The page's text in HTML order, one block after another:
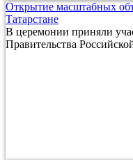
Открытие масштабных
Татарстане
В церемонии приняли
Правительства